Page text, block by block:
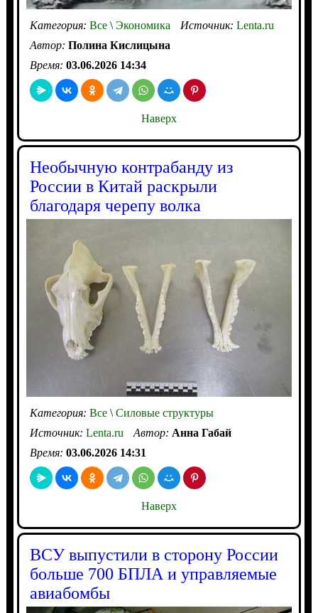
Категория: Все\Экономика Источник: Lenta.ru
Автор: Полина Кислицына
Время: 03.06.2026 14:34
Наверх
Необычную контрабанду из
России в Китай раскрыли
благодаря черепу волка
Категория: Все\Силовые структуры
Источник: Lenta.ru Автор: Анна Габай
Время: 03.06.2026 14:31
Наверх
ВСУ выпустили в сторону России
больше 700 БПЛА и управляемые
авиабомбы